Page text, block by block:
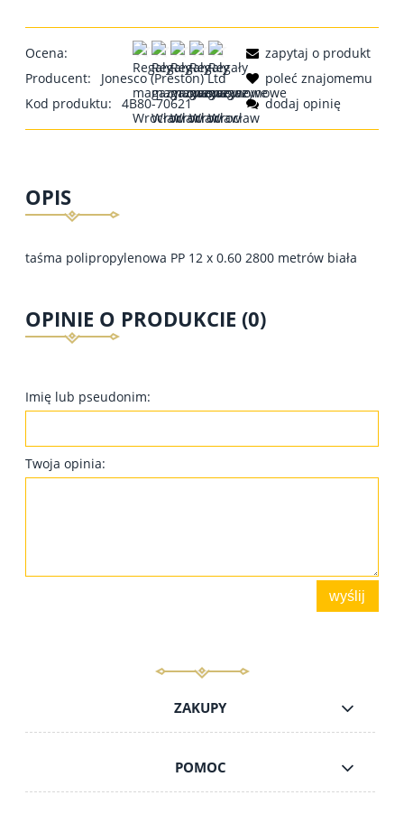
Ocena:
Producent:
Jonesco (Preston) Ltd
Kod produktu:
4B80-70621
zapytaj o produkt
poleć znajomemu
dodaj opinię
OPIS
taśma polipropylenowa PP 12 x 0.60 2800 metrów biała
OPINIE O PRODUKCIE (0)
Imię lub pseudonim:
Twoja opinia:
wyślij
ZAKUPY
POMOC